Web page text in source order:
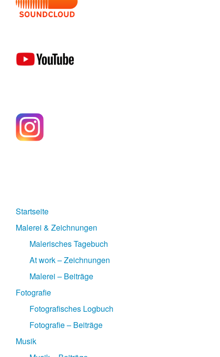
Startseite
Malerei & Zeichnungen
Malerisches Tagebuch
At work – Zeichnungen
Malerei – Beiträge
Fotografie
Fotografisches Logbuch
Fotografie – Beiträge
Musik